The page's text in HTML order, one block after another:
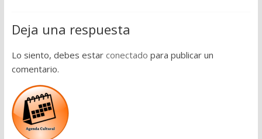
Deja una respuesta
Lo siento, debes estar conectado para publicar un
comentario.